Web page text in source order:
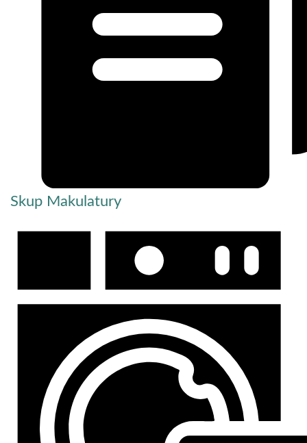
Skup Makulatury